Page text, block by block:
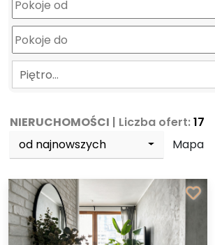
Piętro…
NIERUCHOMOŚCI | Liczba ofert:17
od najnowszych
Mapa